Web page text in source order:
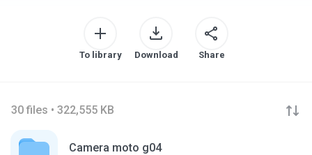
To library Download Share
30 files • 322,555 KB
Camera moto g04